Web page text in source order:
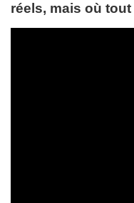
réels, mais où